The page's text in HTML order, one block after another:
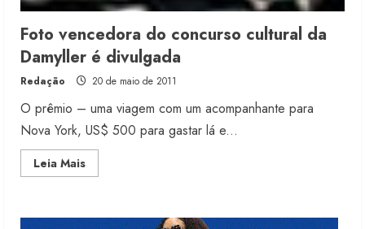
Foto vencedora do concurso cultural da
Damyller é divulgada
Redação 20 de maio de 2011
O prêmio – uma viagem com um acompanhante para
Nova York, US$ 500 para gastar lá e...
Leia MaisRead
more
do
Renata Caixeta assume Movimento
Sou de Algodão
5 de agosto de 2026